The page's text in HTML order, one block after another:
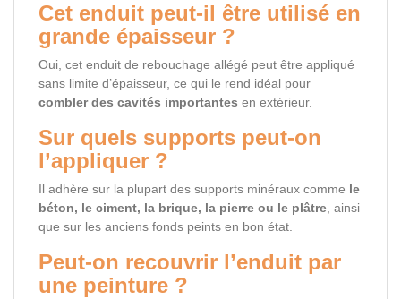
Cet enduit peut-il être utilisé en
grande épaisseur ?
Oui, cet enduit de rebouchage allégé peut être appliqué
sans limite d’épaisseur, ce qui le rend idéal pour
combler des cavités importantes en extérieur.
Sur quels supports peut-on
l’appliquer ?
Il adhère sur la plupart des supports minéraux comme le
béton, le ciment, la brique, la pierre ou le plâtre, ainsi
que sur les anciens fonds peints en bon état.
Peut-on recouvrir l’enduit par
une peinture ?